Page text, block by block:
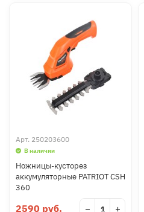
Арт. 250203600
В наличии
Ножницы-кусторез
аккумуляторные PATRIOT CSH
360
2590 руб. − +